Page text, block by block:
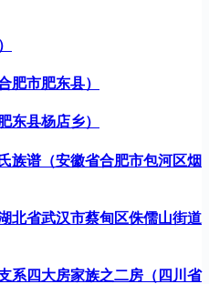
肥市肥东县）
东县杨店乡）
族谱（安徽省合肥市包河区烟
北省武汉市蔡甸区侏儒山街道
系四大房家族之二房（四川省